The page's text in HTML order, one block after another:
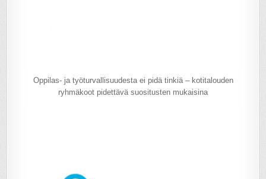
Oppilas- ja työturvallisuudesta ei pidä tinkiä – kotitalouden
ryhmäkoot pidettävä suositusten mukaisina